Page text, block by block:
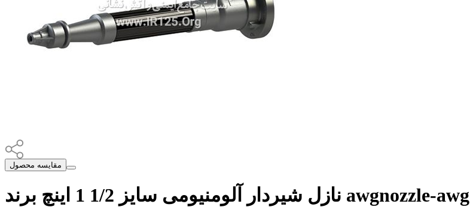
مقایسه محصول
نازل شیردار آلومنیومی سایز 1/2 1 اینچ برند awgnozzle-awg